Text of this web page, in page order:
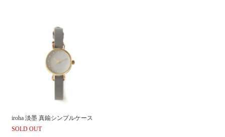
iroha 淡墨 真鍮シンプルケース
SOLD OUT